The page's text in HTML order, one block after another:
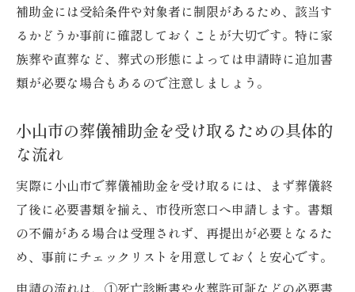
補助金には受給条件や対象者に制限があるため、該当す
るかどうか事前に確認しておくことが大切です。特に家
族葬や直葬など、葬式の形態によっては申請時に追加書
類が必要な場合もあるので注意しましょう。
小山市の葬儀補助金を受け取るための具体的
な流れ
実際に小山市で葬儀補助金を受け取るには、まず葬儀終
了後に必要書類を揃え、市役所窓口へ申請します。書類
の不備がある場合は受理されず、再提出が必要となるた
め、事前にチェックリストを用意しておくと安心です。